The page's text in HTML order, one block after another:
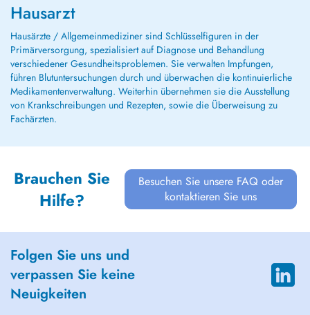
Hausarzt
Hausärzte / Allgemeinmediziner sind Schlüsselfiguren in der
Primärversorgung, spezialisiert auf Diagnose und Behandlung
verschiedener Gesundheitsproblemen. Sie verwalten Impfungen,
führen Blutuntersuchungen durch und überwachen die kontinuierliche
Medikamentenverwaltung. Weiterhin übernehmen sie die Ausstellung
von Krankschreibungen und Rezepten, sowie die Überweisung zu
Fachärzten.
Brauchen Sie
Hilfe?
Besuchen Sie unsere FAQ oder
kontaktieren Sie uns
Folgen Sie uns und
verpassen Sie keine
Neuigkeiten